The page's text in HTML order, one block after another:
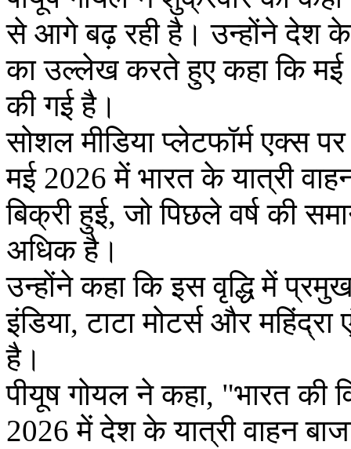
से आगे बढ़ रही है। उन्होंने देश के
का उल्लेख करते हुए कहा कि मई
की गई है।
सोशल मीडिया प्लेटफॉर्म एक्स
मई 2026 में भारत के यात्री
बिक्री हुई, जो पिछले वर्ष की
अधिक है।
उन्होंने कहा कि इस वृद्धि में
इंडिया, टाटा मोटर्स और महिंद्रा
है।
पीयूष गोयल ने कहा, "भारत की
2026 में देश के यात्री वाहन